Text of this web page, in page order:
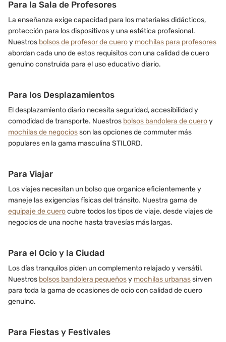
Para la Sala de Profesores
La enseñanza exige capacidad para los materiales didácticos,
protección para los dispositivos y una estética profesional.
Nuestros bolsos de profesor de cueroy mochilas para profesores
abordan cada uno de estos requisitos con una calidad de cuero
genuino construida para el uso educativo diario.
Para los Desplazamientos
El desplazamiento diario necesita seguridad, accesibilidad y
comodidad de transporte. Nuestros bolsos bandolera de cueroy
mochilas de negociosson las opciones de commuter más
populares en la gama masculina STILORD.
Para Viajar
Los viajes necesitan un bolso que organice eficientemente y
maneje las exigencias físicas del tránsito. Nuestra gama de
equipaje de cuerocubre todos los tipos de viaje, desde viajes de
negocios de una noche hasta travesías más largas.
Para el Ocio y la Ciudad
Los días tranquilos piden un complemento relajado y versátil.
Nuestros bolsos bandolera pequeñosy mochilas urbanassirven
para toda la gama de ocasiones de ocio con calidad de cuero
genuino.
Para Fiestas y Festivales